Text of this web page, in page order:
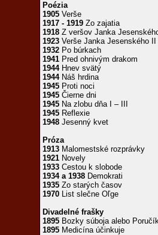
Poézia
1905 Verše
1917 - 1919 Zo zajatia
1918 Z veršov Janka
1923 Verše Janka Jesenského II
1932 Po búrkach
1941 Pred ohnivým drakom
1944Hnev svätý
1944Náš hrdina
1945 Proti noci
1945 Čierne dni
1945 Na zlobu dňa I – III
1945 Reflexie
1948 Jesenný kvet
Próza
1913 Malomestské rozprávky
1921 Novely
1933 Cestou k slobode
1934 a 1938 Demokrati
1935 Zo starých časov
1970 List slečne Oľge
Divadelné frašky
1895 Bozky súboja alebo
1895 Medicína účinkuje